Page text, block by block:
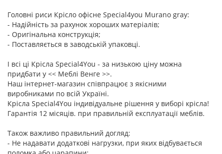
Головні риси Крісло офісне Special4you Murano gray:
- Надійність за рахунок хороших матеріалів;
- Оригінальна конструкція;
- Поставляється в заводській упаковці.
І всі ці Крісла Special4You - за низькою ціну можна
придбати у << Меблі Венге >>.
Наш інтернет-магазин співпрацює з якісними
виробниками по всій Україні.
Крісла Special4You індивідуальне рішення у виборі крісла!
Гарантія 12 місяців. при правильній експлуатації меблів.
Також важливо правильний догляд:
- Не надавати додаткові нагрузки, при яких відбувається